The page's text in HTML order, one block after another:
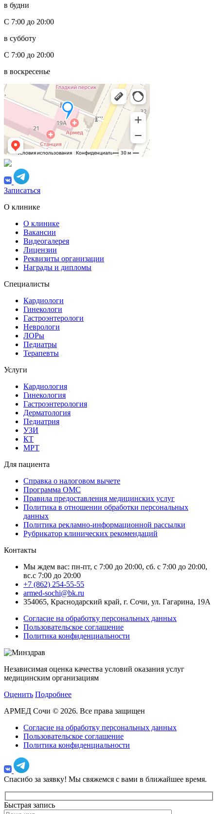
в будни
С 7:00 до 20:00
в субботу
С 7:00 до 20:00
в воскресенье
Записаться
О клинике
О клинике
Вакансии
Видеогалерея
Лицензии
Реквизиты организации
Награды и дипломы
Специалисты
Кардиологи
Гинекологи
Гастроэнтерологи
Неврологи
ЛОРы
Педиатры
Терапевты
Услуги
Кардиология
Гинекология
Гастроэнтерология
Дерматология
Педиатрия
УЗИ
КТ
МРТ
Для пациента
Справка о налоговом вычете
Программа ОМС
Правила предоставления медицинских услуг
Политика в отношении обработки персональных
данных
Политика рекламно-информационной рассылки
Рубрикатор клинических рекомендаций
Контакты
Мы ждем вас: пн-пт, с 7:00 до 20:00, сб. с 7:00 до 20:00,
вс.с 7:00 до 20:00
+7 (862) 254-55-55
armed-sochi@bk.ru
354065, Краснодарский край, г. Сочи, ул. Гагарина, 19А
Согласие на обработку персональных данных
Пользовательское соглашение
Политика конфиденциальности
Независимая оценка качества условий оказания услуг
медицинским организациям
Оценить Подробнее
АРМЕД Сочи © 2026. Все права защищен
Согласие на обработку персональных данных
Пользовательское соглашение
Политика конфиденциальности
Спасибо за заявку! Мы свяжемся с вами в ближайшее время.
Быстрая запись